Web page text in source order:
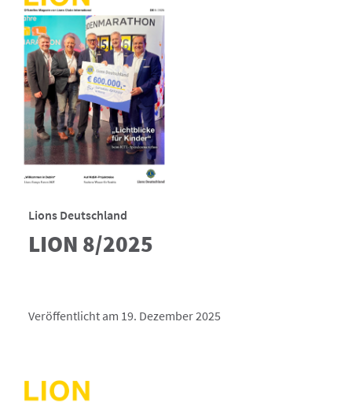
Lions Deutschland
LION 8/2025
Veröffentlicht am 19. Dezember 2025